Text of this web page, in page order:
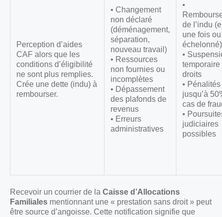
Perception d’aides
CAF alors que les
conditions d’éligibilité
ne sont plus remplies.
Crée une dette (indu) à
rembourser.
• Changement
non déclaré
(déménagement,
séparation,
nouveau travail)
• Ressources
non fournies ou
incomplètes
• Dépassement
des plafonds de
revenus
• Erreurs
administratives
•
de l’indu
une fois ou
échelonné)
•
temporaire
droits
• Pénalités
jusqu’à
cas de
•
judiciaires
possibles
Recevoir un courrier de la Caisse d’Allocations
Familiales mentionnant une « prestation sans droit » peut
être source d’angoisse. Cette notification signifie que